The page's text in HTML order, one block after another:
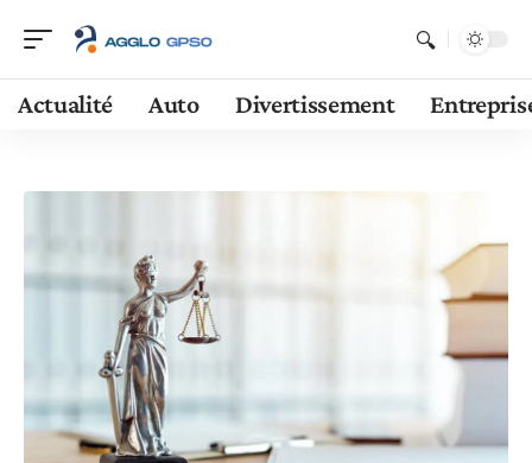
Actualité Auto Divertissement